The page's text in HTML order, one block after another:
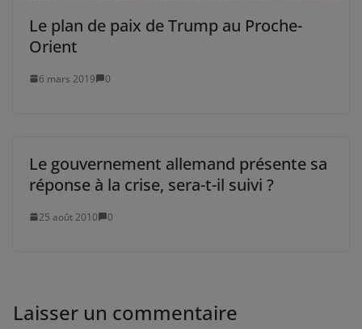
Le plan de paix de Trump au Proche-
Orient
6 mars 2019 0
Le gouvernement allemand présente sa
réponse à la crise, sera-t-il suivi ?
25 août 2010 0
Laisser un commentaire